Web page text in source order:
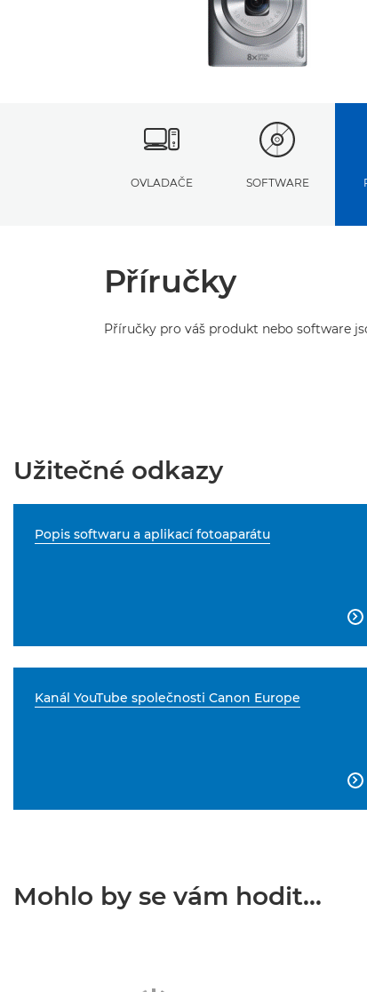
OVLADAČE SOFTWARE
Příručky
Příručky pro váš produkt nebo software
Užitečné odkazy
Popis softwaru a aplikací fotoaparátu

Kanál YouTube společnosti Canon Europe

Mohlo by se vám hodit...